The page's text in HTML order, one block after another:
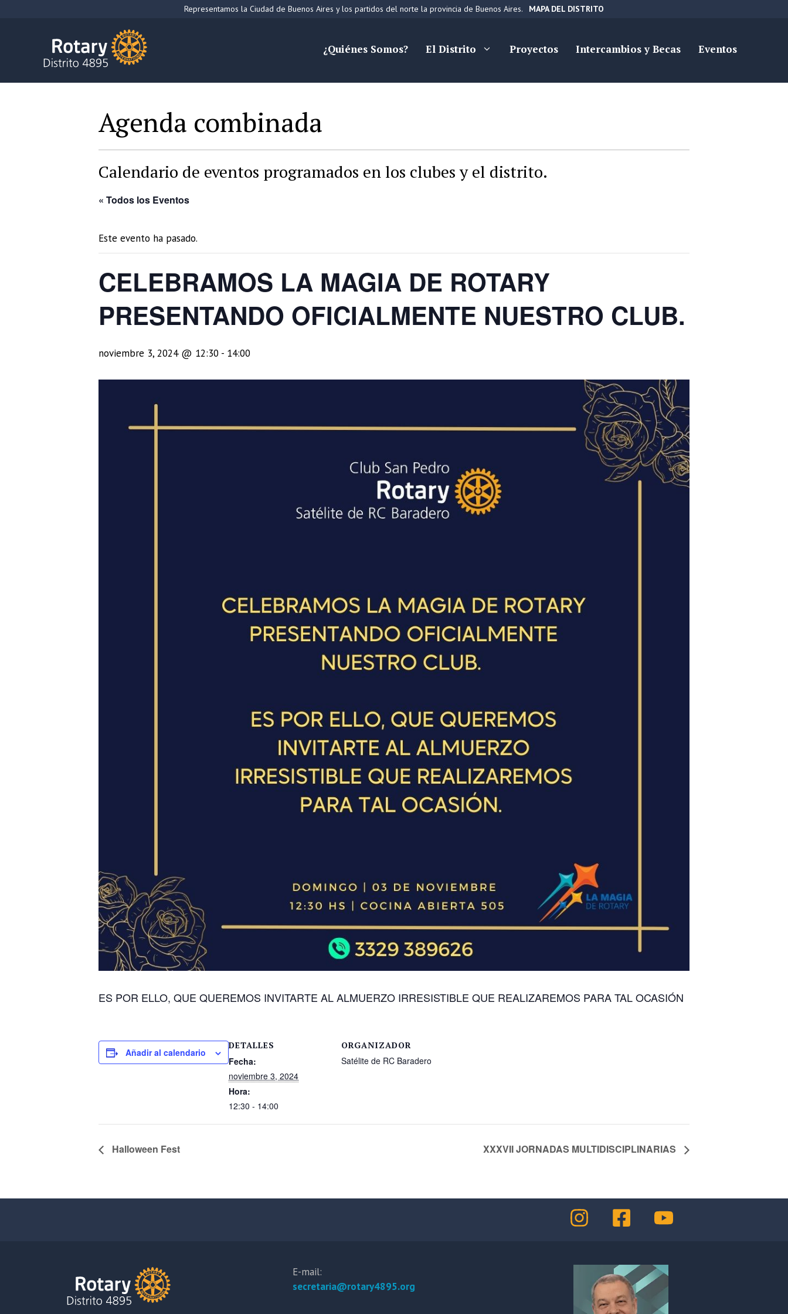
Representamos la Ciudad de Buenos Aires y los partidos del norte la provincia de Buenos Aires. MAPA DEL DISTRITO
¿Quiénes Somos? El Distrito Proyectos Intercambios y Becas Eventos
Agenda combinada
Calendario de eventos programados en los clubes y el distrito.
« Todos los Eventos
Este evento ha pasado.
CELEBRAMOS LA MAGIA DE ROTARY
PRESENTANDO OFICIALMENTE NUESTRO CLUB.
noviembre 3, 2024 @ 12:30 - 14:00
ES POR ELLO, QUE QUEREMOS INVITARTE AL ALMUERZO IRRESISTIBLE QUE REALIZAREMOS PARA TAL OCASIÓN
Añadir al calendario
DETALLES
Fecha:
noviembre 3, 2024
Hora:
12:30 - 14:00
ORGANIZADOR
Satélite de RC Baradero
Halloween Fest XXXVII JORNADAS MULTIDISCIPLINARIAS
E-mail:
secretaria@rotary4895.org